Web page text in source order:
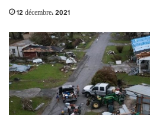
12 décembre، 2021